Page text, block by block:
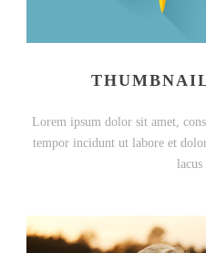
Lorem ipsum dolor sit amet,
tempor incidunt ut labore et
lacus